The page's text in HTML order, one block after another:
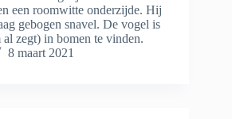
een roomwitte onderzijde. Hij
gebogen snavel. De vogel is
al zegt) in bomen te vinden.
8 maart 2021